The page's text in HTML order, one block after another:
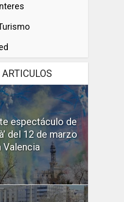
espectáculo de
del 12 de marzo
Valencia